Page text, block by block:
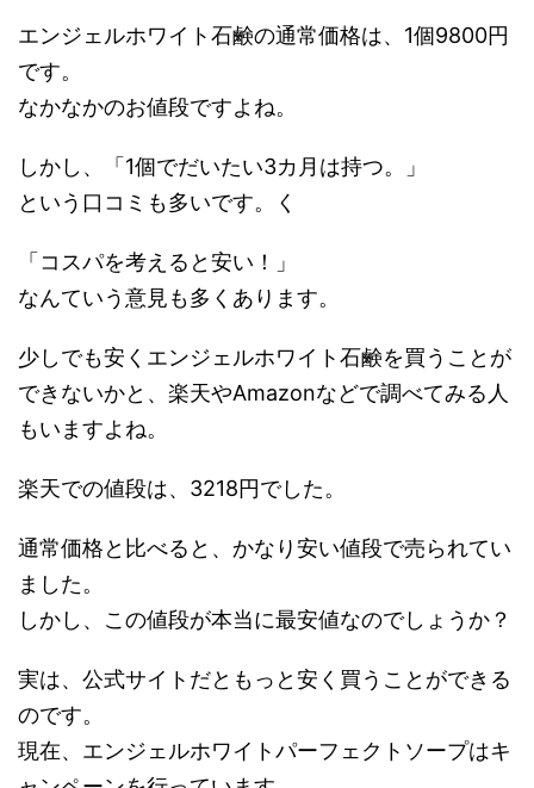
エンジェルホワイト石鹸の通常価格は、1個9800円
です。
なかなかのお値段ですよね。
しかし、「1個でだいたい3カ月は持つ。」
という口コミも多いです。く
「コスパを考えると安い！」
なんていう意見も多くあります。
少しでも安くエンジェルホワイト石鹸を買うことが
できないかと、楽天やAmazonなどで調べてみる人
もいますよね。
楽天での値段は、3218円でした。
通常価格と比べると、かなり安い値段で売られてい
ました。
しかし、この値段が本当に最安値なのでしょうか？
実は、公式サイトだともっと安く買うことができる
のです。
現在、エンジェルホワイトパーフェクトソープはキ